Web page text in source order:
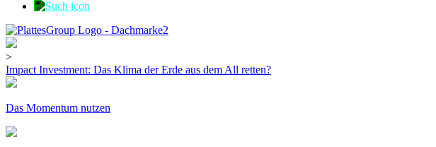
>
Impact Investment: Das Klima der Erde aus dem All retten?
Das Momentum nutzen